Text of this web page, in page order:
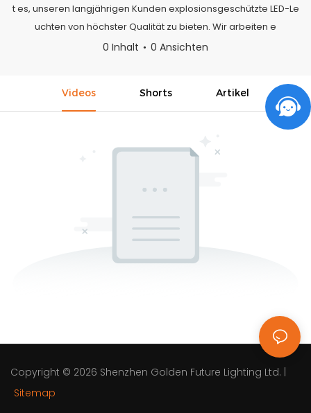
t es, unseren langjährigen Kunden explosionsgeschützte LED-Le
uchten von höchster Qualität zu bieten. Wir arbeiten e
0 Inhalt 0 Ansichten
Videos Shorts Artikel
Copyright © 2026 Shenzhen Golden Future Lighting Ltd. |
Sitemap